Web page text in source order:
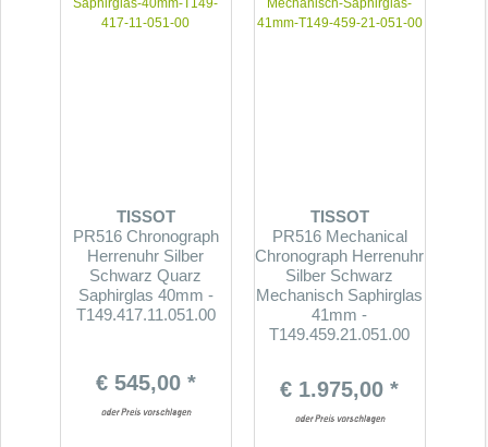
TISSOT
PR516 Chronograph
Herrenuhr Silber
Schwarz Quarz
Saphirglas 40mm -
T149.417.11.051.00
€ 545,00 *
TISSOT
PR516 Mechanical
Chronograph Herrenuhr
Silber Schwarz
Mechanisch Saphirglas
41mm -
T149.459.21.051.00
€ 1.975,00 *